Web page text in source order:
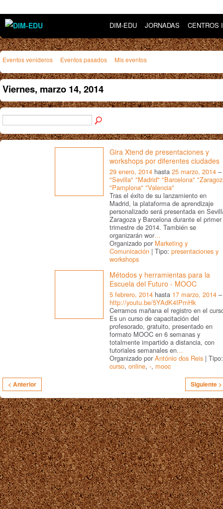
DIM-EDU JORNADAS CENTROS
Eventos venideros Eventos pasados Mis eventos
Viernes, marzo 14, 2014
Gira Xtend de presentaciones y
workshops por diferentes ciudades
29 enero, 2014 hasta 25 marzo, 2014 –
"Sevilla" "Madrid" "Barcelona"
"Pamplona" "Valencia"
Tras el éxito de su lanzamiento en
Madrid, la plataforma de aprendizaje
personalizado será presentada en
Zaragoza y Barcelona durante el primer
trimestre de 2014. También se
organizarán wor…
Organizado por Marketing y
Comunicación | Tipo: presentaciones y
workshops
Métodos y herramientas para la
Escuela del Futuro - MOOC
5 febrero, 2014 hasta 17 marzo, 2014 –
http://youtu.be/5YAdK4IPmHk
Cerramos mañana el registro en el
Es un curso de capacitación del
profesorado, gratuito, presentado en
formato MOOC en 6 semanas y
totalmente impartido a distancia, con
tutoriales semanales en…
Organizado por António dos Reis | Tipo:
curso, online, -, mooc
< Anterior Siguiente >